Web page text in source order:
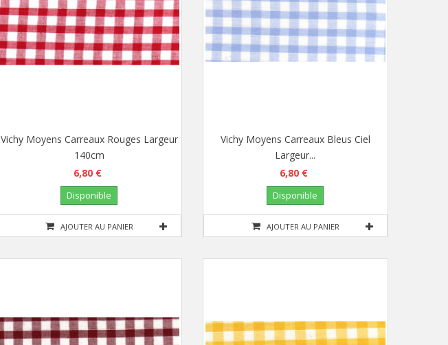
AJOUTER AU PANIER
Vichy Moyens Carreaux Rouges Largeur
140cm
6,80 €
Disponible
AJOUTER AU PANIER
Vichy Moyens Carreaux Bleus Ciel
Largeur...
6,80 €
Disponible